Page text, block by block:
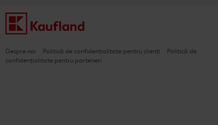
Despre noi Politică de confidențialitate pentru clienți
Politică de
confidențialitate pentru parteneri